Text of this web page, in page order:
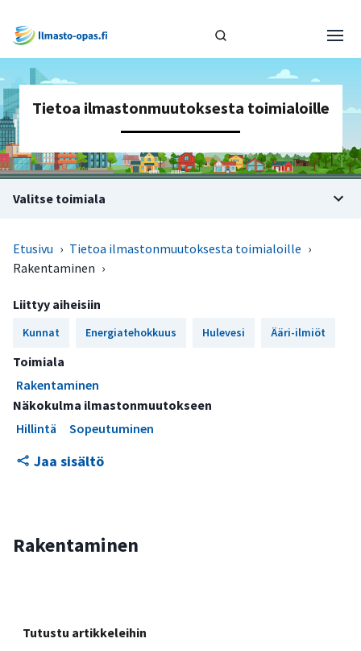
Tietoa ilmastonmuutoksesta toimialoille
Valitse toimiala
Etusivu › Tietoa ilmastonmuutoksesta toimialoille ›
Rakentaminen ›
Rakentaminen
Tutustu artikkeleihin
Liittyy aiheisiin
Kunnat Energiatehokkuus Hulevesi Ääri-ilmiöt
Toimiala
Rakentaminen
Näkokulma ilmastonmuutokseen
Hillintä
Sopeutuminen
Jaa sisältö